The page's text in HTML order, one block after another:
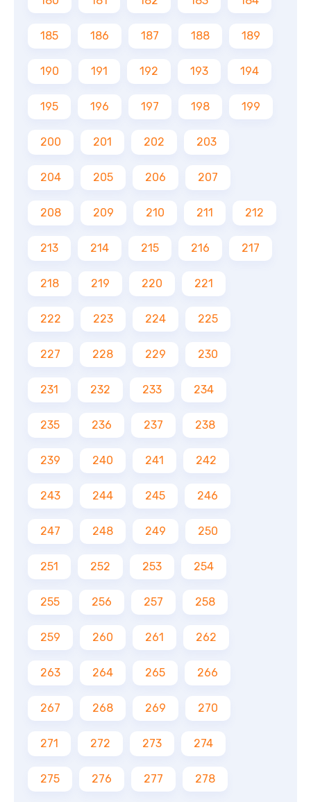
185 186 187 188 189
190 191 192 193 194
195 196 197 198 199
200 201 202 203
204 205 206 207
208 209 210 211 212
213 214 215 216 217
218 219 220 221
222 223 224 225
227 228 229 230
231 232 233 234
235 236 237 238
239 240 241 242
243 244 245 246
247 248 249 250
251 252 253 254
255 256 257 258
259 260 261 262
263 264 265 266
267 268 269 270
271 272 273 274
275 276 277 278